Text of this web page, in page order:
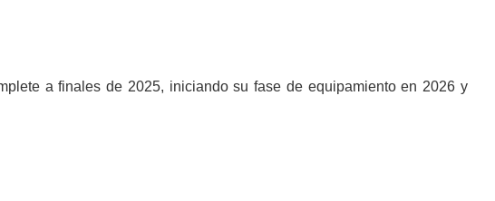
a finales de 2025, iniciando su fase de equipamiento en 2026 y